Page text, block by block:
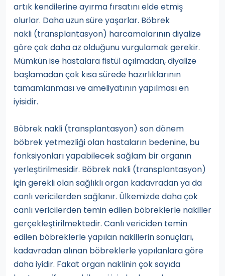
artık kendilerine ayırma fırsatını elde etmiş
olurlar. Daha uzun süre yaşarlar. Böbrek
nakli (transplantasyon) harcamalarının diyalize
göre çok daha az olduğunu vurgulamak gerekir.
Mümkün ise hastalara fistül açılmadan, diyalize
başlamadan çok kısa sürede hazırlıklarının
tamamlanması ve ameliyatının yapılması en
iyisidir.
Böbrek nakli (transplantasyon) son dönem
böbrek yetmezliği olan hastaların bedenine, bu
fonksiyonları yapabilecek sağlam bir organın
yerleştirilmesidir. Böbrek nakli (transplantasyon)
için gerekli olan sağlıklı organ kadavradan ya da
canlı vericilerden sağlanır. Ülkemizde daha çok
canlı vericilerden temin edilen böbreklerle nakiller
gerçekleştirilmektedir. Canlı vericiden temin
edilen böbreklerle yapılan nakillerin sonuçları,
kadavradan alınan böbreklerle yapılanlara göre
daha iyidir. Fakat organ naklinin çok sayıda